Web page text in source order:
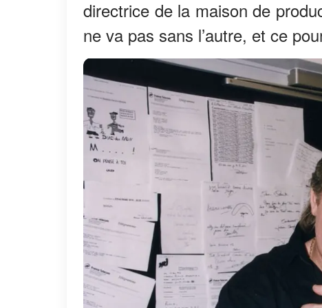
directrice de la maison de
ne va pas sans l’autre, et ce